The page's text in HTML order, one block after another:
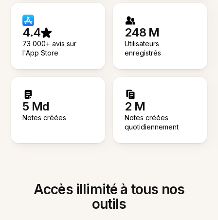
4.4
73 000+ avis sur
l'App Store
248 M
Utilisateurs
enregistrés
5 Md
Notes créées
2 M
Notes créées
quotidiennement
Accès illimité à tous nos
outils